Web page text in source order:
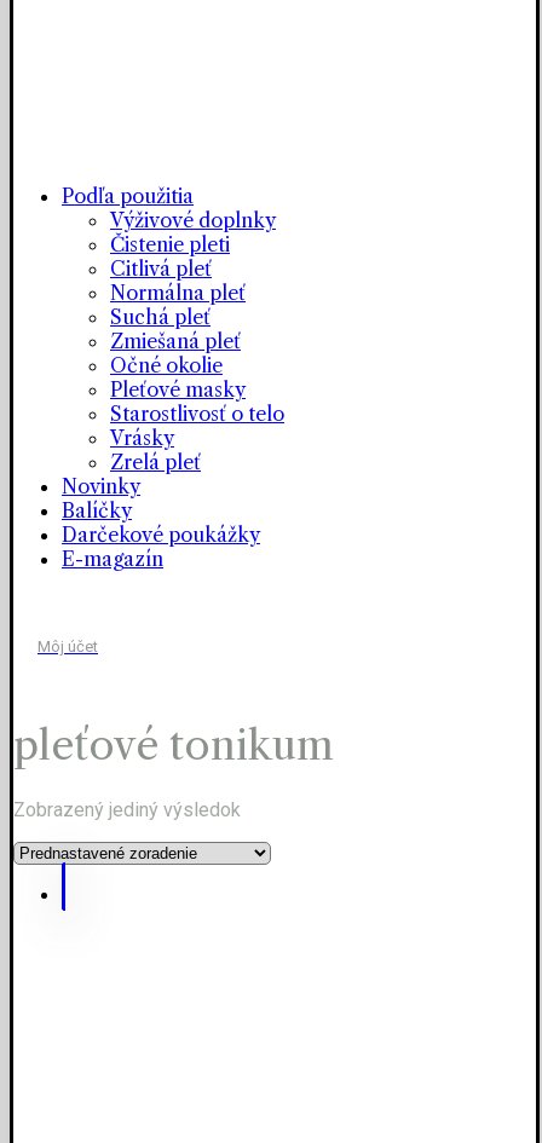
Podľa použitia
Výživové doplnky
Čistenie pleti
Citlivá pleť
Normálna pleť
Suchá pleť
Zmiešaná pleť
Očné okolie
Pleťové masky
Starostlivosť o telo
Vrásky
Zrelá pleť
Novinky
Balíčky
Darčekové poukážky
E-magazín
Môj účet
pleťové tonikum
Zobrazený jediný výsledok